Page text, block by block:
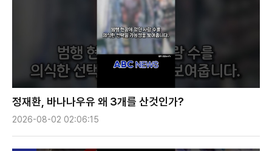
정재환, 바나나우유 왜 3개를 산것인가?
2026-08-02 02:06:15